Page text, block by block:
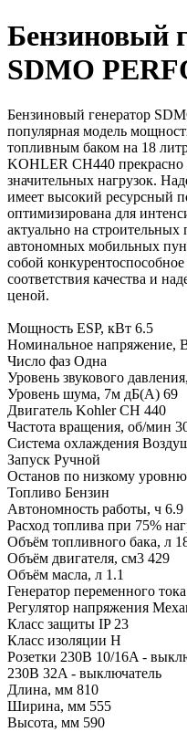
Бензиновый
SDMO
Бензиновый генератор
популярная модель
топливным баком на 18
KOHLER CH440
значительных нагрузок.
имеет высокий ресурсный
оптимизирована для
актуально на
автономных мобильных
собой
соответствия качества и
ценой.
Мощность ESP, кВт 6.5
Номинальное напряжение,
Число фаз Одна
Уровень звукового
Уровень шума, 7м дБ(А) 69
Двигатель Kohler CH 440
Частота вращения, об/мин
Система охлаждения
Запуск Ручной
Останов по низкому
Топливо Бензин
Автономность работы, ч 6.9
Расход топлива при 75%
Объём топливного бака, л
Объём двигателя, см3 429
Объём масла, л 1.1
Генератор переменного
Регулятор напряжения
Класс защиты IP 23
Класс изоляции H
Розетки 230В 10/16A -
230В 32A - выключатель
Длина, мм 810
Ширина, мм 555
Высота, мм 590